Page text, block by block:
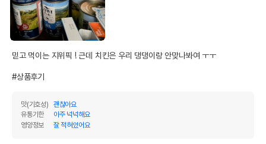
상품 필수 정보
품명 및 모델명 지위픽 독 닭고기 캔 170g
법에 의한 인증,허가 등을
제조국 또는 원산지
믿고 먹이는 지위픽 ! 근데 치킨은 우리 댕댕이랑 안맞나봐여 ㅜㅜ
#상품후기
맛(기호성)
괜찮아요
유통기한
아주 넉넉해요
영양정보
잘 적혀있어요